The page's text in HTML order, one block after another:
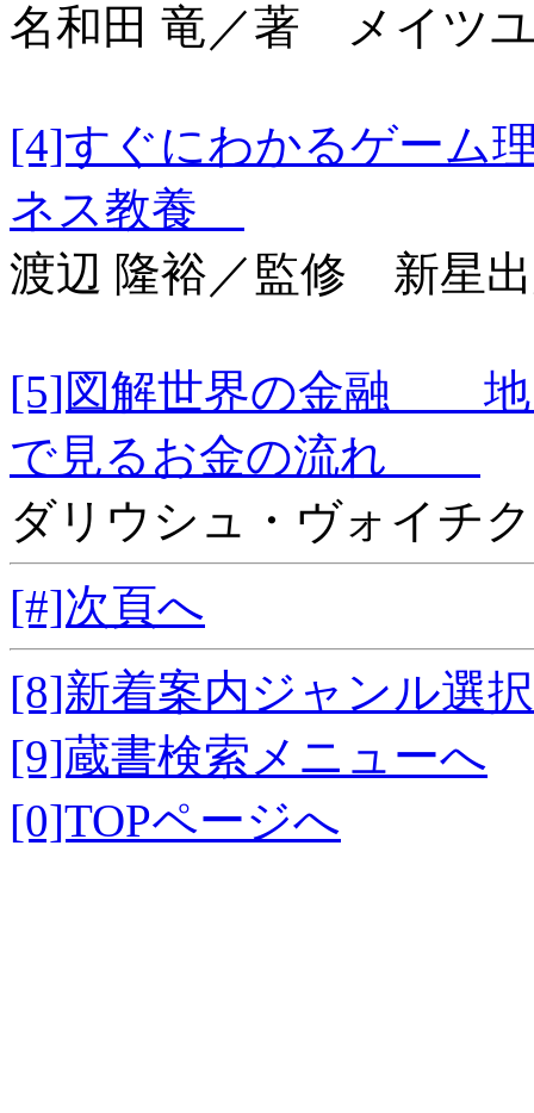
名和田 竜／著 メイツ
[4]すぐにわかるゲー
ネス教養
渡辺 隆裕／監修 新星
[5]図解世界の金融 地
で見るお金の流れ
ダリウシュ・ヴォイチ
[#]次頁へ
[8]新着案内ジャンル選
[9]蔵書検索メニューへ
[0]TOPページへ